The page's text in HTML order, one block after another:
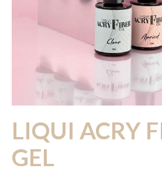
LIQUI ACRY
GEL